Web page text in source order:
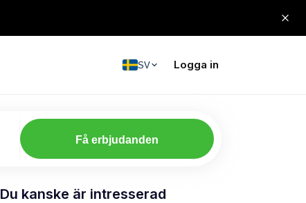
SV Logga in
Få erbjudanden
Du kanske är intresserad